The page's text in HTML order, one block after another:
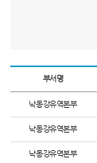
부서명
낙동강유역본부
낙동강유역본부
낙동강유역본부